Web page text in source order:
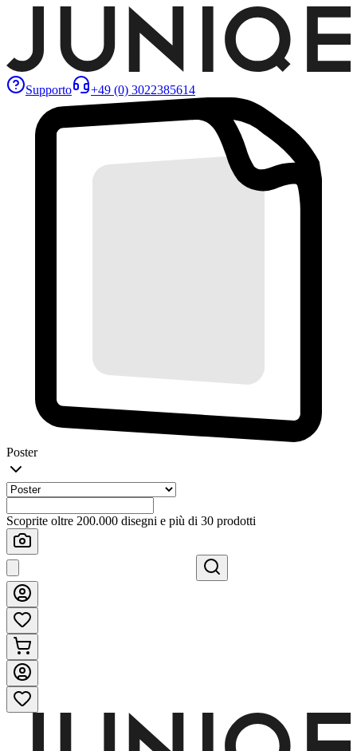
Supporto +49 (0) 3022385614
Poster
Scoprite oltre 200.000 disegni e più di 30 prodotti